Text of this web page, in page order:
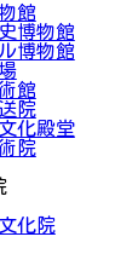
館
博物館
博物館
館
院
化殿堂
院
化院